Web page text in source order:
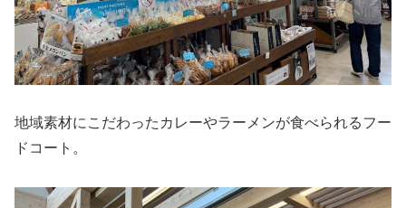
地域素材にこだわったカレーやラーメンが食べられるフー
ドコート。